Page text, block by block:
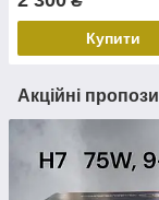
Купити
Акційні